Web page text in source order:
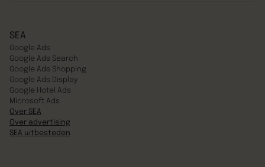
SEA
Google Ads
Google Ads Search
Google Ads Shopping
Google Ads Display
Google Hotel Ads
Microsoft Ads
Over SEA
Over advertising
SEA uitbesteden